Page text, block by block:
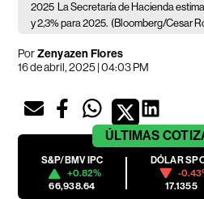
2025 La Secretaría de Hacienda
y 2,3% para 2025. (Bloomberg/Cesar
PorZenyazen Flores
16 de abril, 2025 | 04:03 PM
ÚLTIMAS
S&P/BMV IPC
+0.82%
66,938.64
DÓLAR
-
17.1355